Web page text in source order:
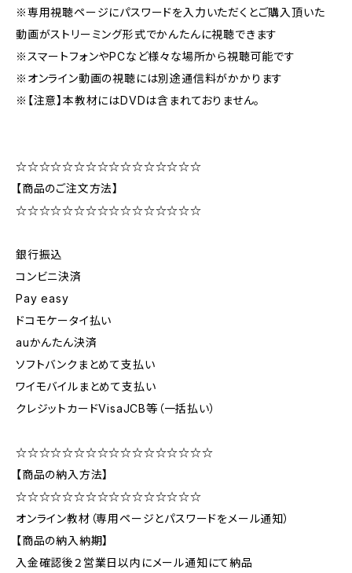
※専用視聴ページにパスワードを入力いただくとご購入頂いた
動画がストリーミング形式でかんたんに視聴できます
※スマートフォンやPCなど様々な場所から視聴可能です
※オンライン動画の視聴には別途通信料がかかります
※【注意】本教材にはDVDは含まれておりません。
☆☆☆☆☆☆☆☆☆☆☆☆☆☆☆☆
【商品のご注文方法】
☆☆☆☆☆☆☆☆☆☆☆☆☆☆☆☆
銀行振込
コンビニ決済
Pay easy
ドコモケータイ払い
auかんたん決済
ソフトバンクまとめて支払い
ワイモバイルまとめて支払い
クレジットカードVisaJCB等（一括払い）
☆☆☆☆☆☆☆☆☆☆☆☆☆☆☆☆☆
【商品の納入方法】
☆☆☆☆☆☆☆☆☆☆☆☆☆☆☆☆
オンライン教材（専用ページとパスワードをメール通知）
【商品の納入納期】
入金確認後２営業日以内にメール通知にて納品